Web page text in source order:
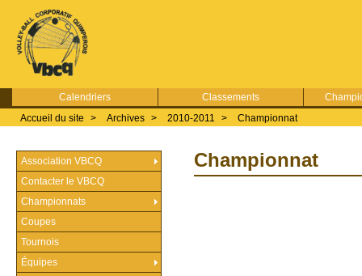
Calendriers Classements
Accueil du site
> Archives > 2010-2011 > Championnat
Championnat
Association VBCQ
Contacter le VBCQ
Championnats
Coupes
Tournois
Équipes